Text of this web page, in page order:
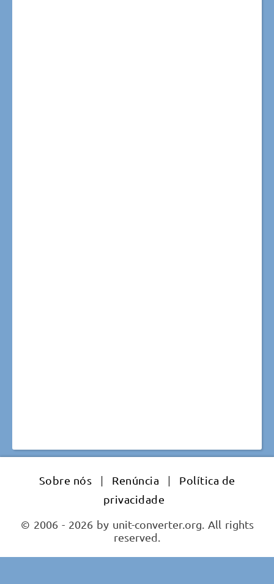
Sobre nós | Renúncia |
Política de
privacidade
© 2006 - 2026 by unit-converter.org. All rights
reserved.